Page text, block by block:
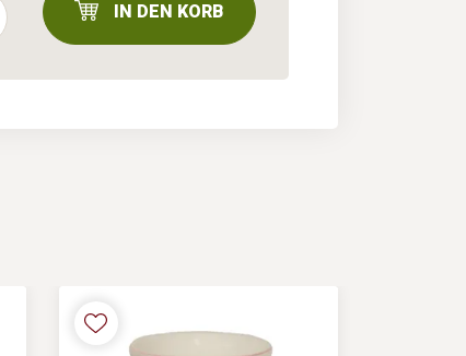
IN DEN KORB